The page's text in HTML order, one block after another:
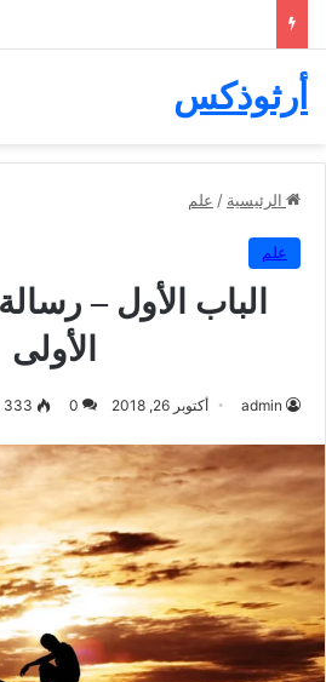
أرثوذكس
الرئيسية / علم
علم
الباب الأول –
الأولى
admin أكتوبر 26, 2018 0
333